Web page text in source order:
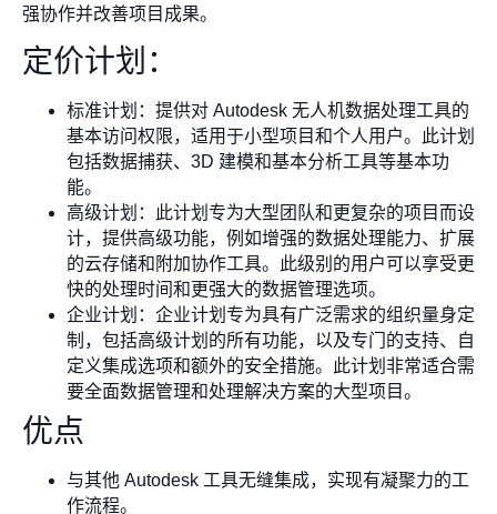
强协作并改善项目成果。
定价计划：
标准计划：提供对 Autodesk 无人机数据处理工具的
基本访问权限，适用于小型项目和个人用户。此计划
包括数据捕获、3D 建模和基本分析工具等基本功
能。
高级计划：此计划专为大型团队和更复杂的项目而设
计，提供高级功能，例如增强的数据处理能力、扩展
的云存储和附加协作工具。此级别的用户可以享受更
快的处理时间和更强大的数据管理选项。
企业计划：企业计划专为具有广泛需求的组织量身定
制，包括高级计划的所有功能，以及专门的支持、自
定义集成选项和额外的安全措施。此计划非常适合需
要全面数据管理和处理解决方案的大型项目。
优点
与其他 Autodesk 工具无缝集成，实现有凝聚力的工
作流程。